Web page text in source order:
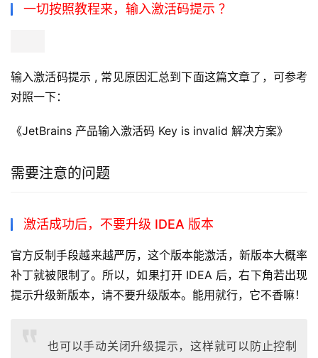
一切按照教程来，输入激活码提示 ？
输入激活码提示 , 常见原因汇总到下面这篇文章了，可参考
对照一下：
《JetBrains 产品输入激活码 Key is invalid 解决方案》
需要注意的问题
激活成功后，不要升级 IDEA 版本
官方反制手段越来越严厉，这个版本能激活，新版本大概率
补丁就被限制了。所以，如果打开 IDEA 后，右下角若出现
提示升级新版本，请不要升级版本。能用就行，它不香嘛！
也可以手动关闭升级提示，这样就可以防止控制